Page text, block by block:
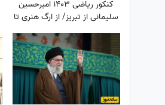
کنکور ریاضی 1403 امیرحسین
سلیمانی از تبریز/ از ارگ هنری تا
حساب ساده